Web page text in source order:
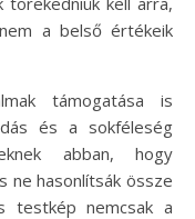
a belső értékeik
támogatása is
és a sokféleség
abban, hogy
ne hasonlítsák össze
testkép nemcsak a